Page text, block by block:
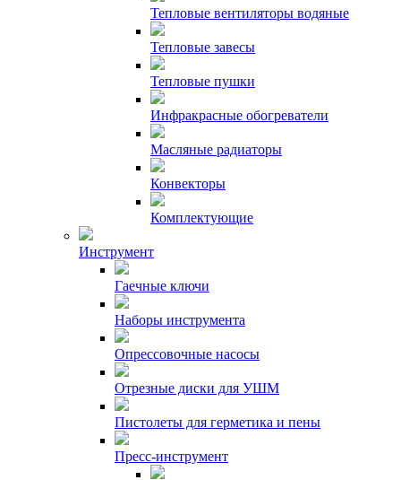
Тепловые вентиляторы водяные
Тепловые завесы
Тепловые пушки
Инфракрасные обогреватели
Масляные радиаторы
Конвекторы
Комплектующие
Инструмент
Гаечные ключи
Наборы инструмента
Опрессовочные насосы
Отрезные диски для УШМ
Пистолеты для герметика и пены
Пресс-инструмент